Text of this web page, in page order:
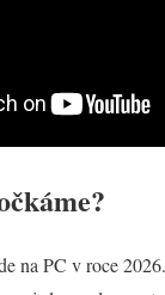
na PC v roce